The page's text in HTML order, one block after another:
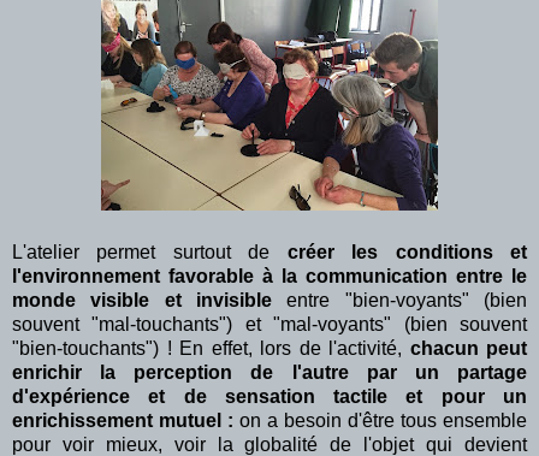
L'atelier permet surtout de créer les conditions et
l'environnement favorable à la communication entre le
monde visible et invisible entre "bien-voyants" (bien
souvent "mal-touchants") et "mal-voyants" (bien souvent
"bien-touchants") ! En effet, lors de l'activité, chacun peut
enrichir la perception de l'autre par un partage
d'expérience et de sensation tactile et pour un
enrichissement mutuel : on a besoin d'être tous ensemble
pour voir mieux, voir la globalité de l'objet qui devient